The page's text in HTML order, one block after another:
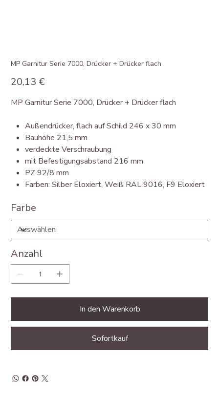
MP Garnitur Serie 7000, Drücker + Drücker flach
20,13 €
MP Garnitur Serie 7000, Drücker + Drücker flach
Außendrücker, flach auf Schild 246 x 30 mm
Bauhöhe 21,5 mm
verdeckte Verschraubung
mit Befestigungsabstand 216 mm
PZ 92/8 mm
Farben: Silber Eloxiert, Weiß RAL 9016, F9 Eloxiert
Farbe
Anzahl
In den Warenkorb
Sofortkauf